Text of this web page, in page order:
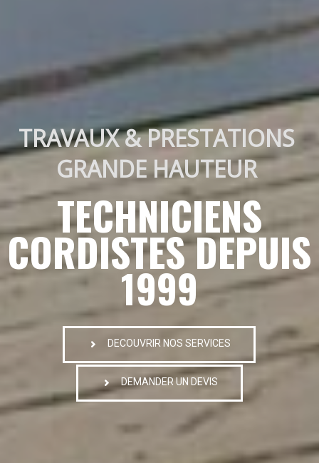
TRAVAUX & PRESTATIONS
GRANDE HAUTEUR
TECHNICIENS
CORDISTES DEPUIS
1999
DECOUVRIR NOS SERVICES
DEMANDER UN DEVIS